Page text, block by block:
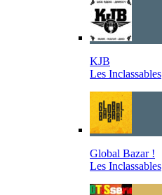
KJB
Les Inclassables
Global Bazar !
Les Inclassables